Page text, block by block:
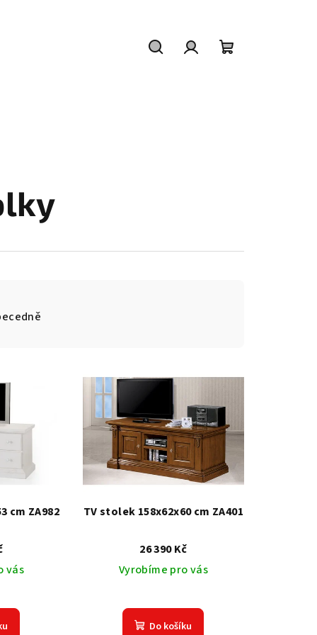
cm ZA982
vás
TV stolek 158x62x60 cm ZA401
26 390 Kč
Vyrobíme pro vás
Do košíku